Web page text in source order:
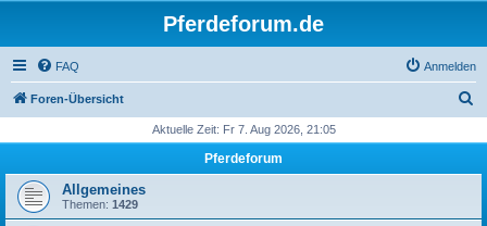
Pferdeforum.de
FAQ Anmelden
Foren-Übersicht
h
Aktuelle Zeit: Fr 7. Aug 2026, 21:05
Pferdeforum
Allgemeines
Themen: 1429